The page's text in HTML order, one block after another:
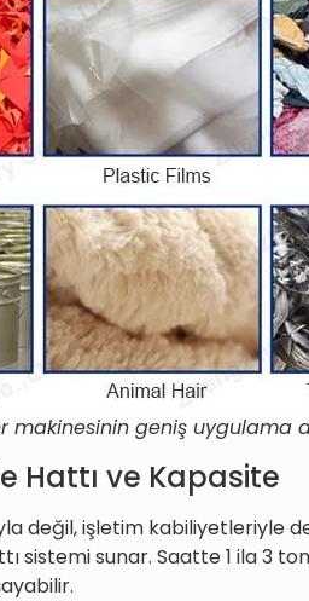
makinesinin geniş uygulama
Hattı ve Kapasite
değil, işletim kabiliyetleriyle
sistemi sunar. Saatte 1 ila 3